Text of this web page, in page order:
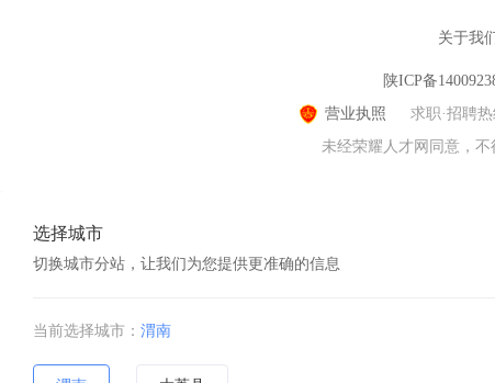
关于我
陕ICP备
营业执照
求职·招聘热
未经荣耀人才网同意，
选择城市
切换城市分站，让我们为您提供更准确的信息
当前选择城市： 渭南